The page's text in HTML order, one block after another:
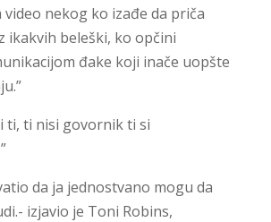
video nekog ko izađe da priča
ikakvih beleški, ko opčini
đake koji inače uopšte
ti, ti nisi govornik ti si
da ja jednostvano mogu da
izjavio je Toni Robins,